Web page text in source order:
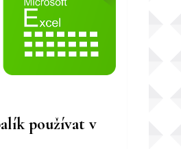
používat v